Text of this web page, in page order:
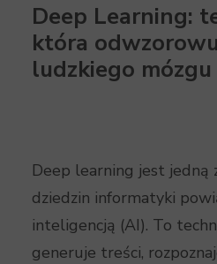
Deep Learning:
która
ludzkiego mózgu
Deep learning jest jedną
dziedzin informatyki
inteligencją (AI). To
generuje treści,